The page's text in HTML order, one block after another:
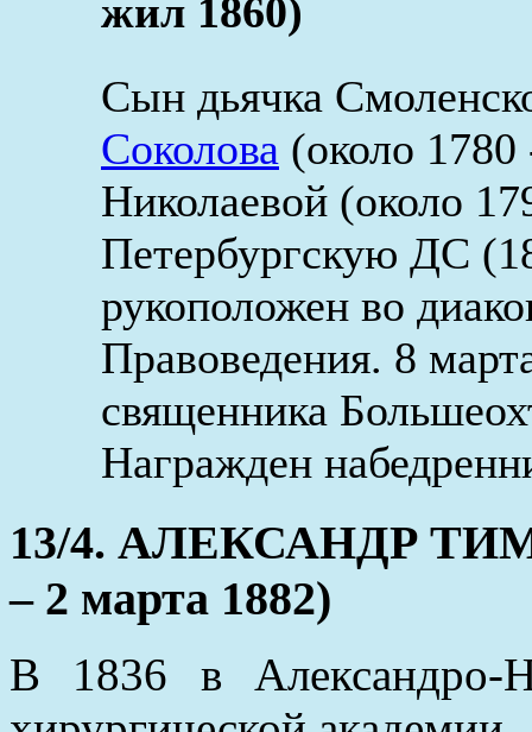
жил 1860)
Сын дьячка
Соколова (около
Николаевой (около
Петербургскую ДС
рукоположен во
Правоведения. 8
священника
Награжден
13/4. АЛЕКСАНДР
– 2 марта 1882)
В 1836 в Александро-